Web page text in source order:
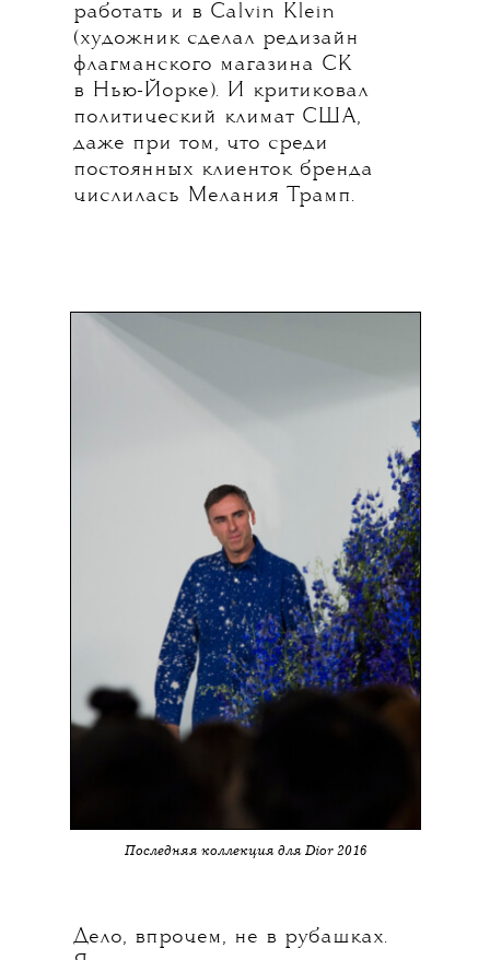
работать и в Calvin Klein
(художник сделал редизайн
флагманского магазина CK
в Нью-Йорке). И критиковал
политический климат США,
даже при том, что среди
постоянных клиенток бренда
числилась Мелания Трамп.
Последняя коллекция для Dior 2016
Дело, впрочем, не в рубашках.